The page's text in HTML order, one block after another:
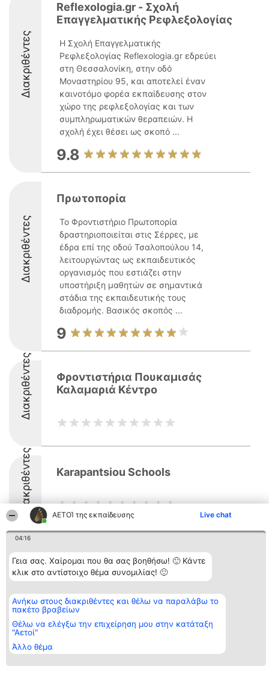
ΑΕΤΟΊ της εκπαίδευσης Live chat
04:16
Γεια σας. Χαίρομαι που θα σας βοηθήσω! 🙂 Κάντε
κλικ στο αντίστοιχο θέμα συνομιλίας! 🙂
Ανήκω στους διακριθέντες και θέλω να παραλάβω το
πακέτο βραβείων
Θέλω να ελέγξω την επιχείρηση μου στην κατάταξη
"Αετοί"
Άλλο θέμα
Διακριθέντες
Reflexologia.gr - Σχολή
Επαγγελματικής Ρεφλεξολογίας
Η Σχολή Επαγγελματικής
Ρεφλεξολογίας Reflexologia.gr εδρεύει
στη Θεσσαλονίκη, στην οδό
Μοναστηρίου 95, και αποτελεί έναν
καινοτόμο φορέα εκπαίδευσης στον
χώρο της ρεφλεξολογίας και των
συμπληρωματικών θεραπειών. Η
σχολή έχει θέσει ως σκοπό ...
9.8
Διακριθέντες
Πρωτοπορία
Το Φροντιστήριο Πρωτοπορία
δραστηριοποιείται στις Σέρρες, με
έδρα επί της οδού Τσαλοπούλου 14,
λειτουργώντας ως εκπαιδευτικός
οργανισμός που εστιάζει στην
υποστήριξη μαθητών σε σημαντικά
στάδια της εκπαιδευτικής τους
διαδρομής. Βασικός σκοπός ...
9
Διακριθέντες
Φροντιστήρια Πουκαμισάς
Καλαμαριά Κέντρο
Διακριθέντες Karapantsiou Schools
Διοργανωτής της
κατάταξης
BEAUTIFUL COMPANY
ΤΗΛ. ΕΠΙΚΟΙΝΩΝΙΑΣ:
2104128019
aetoi@beautifulcompany.co
Κατάταξη
Διακριθέντες
Λίστα όλων
διακριθέντων
Όροι &
προϋποθέσεις
Επικοινωνία